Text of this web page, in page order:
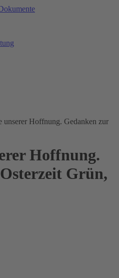
Hoffnung. Gedanken zur
Hoffnung.
Grün,